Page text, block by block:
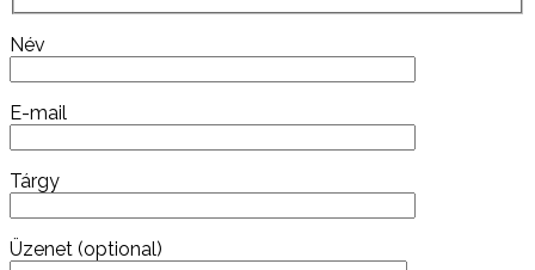
Név
E-mail
Tárgy
Üzenet (optional)